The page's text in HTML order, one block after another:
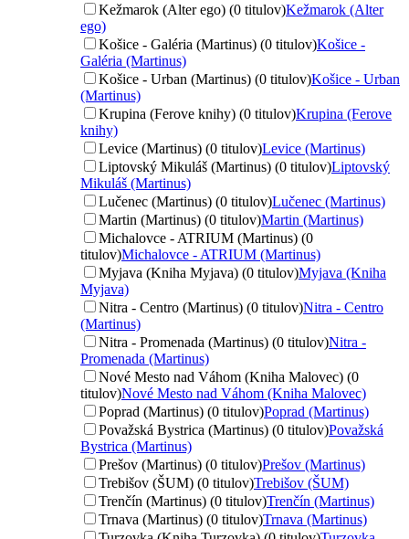
Kežmarok (Alter ego) (0 titulov)Kežmarok (Alter
ego)
Košice - Galéria (Martinus) (0 titulov)Košice -
Galéria (Martinus)
Košice - Urban (Martinus) (0 titulov)Košice - Urban
(Martinus)
Krupina (Ferove knihy) (0 titulov)Krupina (Ferove
knihy)
Levice (Martinus) (0 titulov)Levice (Martinus)
Liptovský Mikuláš (Martinus) (0 titulov)Liptovský
Mikuláš (Martinus)
Lučenec (Martinus) (0 titulov)Lučenec (Martinus)
Martin (Martinus) (0 titulov)Martin (Martinus)
Michalovce - ATRIUM (Martinus) (0
titulov)Michalovce - ATRIUM (Martinus)
Myjava (Kniha Myjava) (0 titulov)Myjava (Kniha
Myjava)
Nitra - Centro (Martinus) (0 titulov)Nitra - Centro
(Martinus)
Nitra - Promenada (Martinus) (0 titulov)Nitra -
Promenada (Martinus)
Nové Mesto nad Váhom (Kniha Malovec) (0
titulov)Nové Mesto nad Váhom (Kniha Malovec)
Poprad (Martinus) (0 titulov)Poprad (Martinus)
Považská Bystrica (Martinus) (0 titulov)Považská
Bystrica (Martinus)
Prešov (Martinus) (0 titulov)Prešov (Martinus)
Trebišov (ŠUM) (0 titulov)Trebišov (ŠUM)
Trenčín (Martinus) (0 titulov)Trenčín (Martinus)
Trnava (Martinus) (0 titulov)Trnava (Martinus)